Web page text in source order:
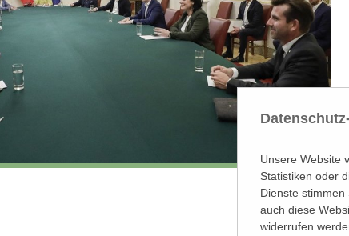
Unsere Website
Statistiken oder
Dienste
auch diese
widerrufen